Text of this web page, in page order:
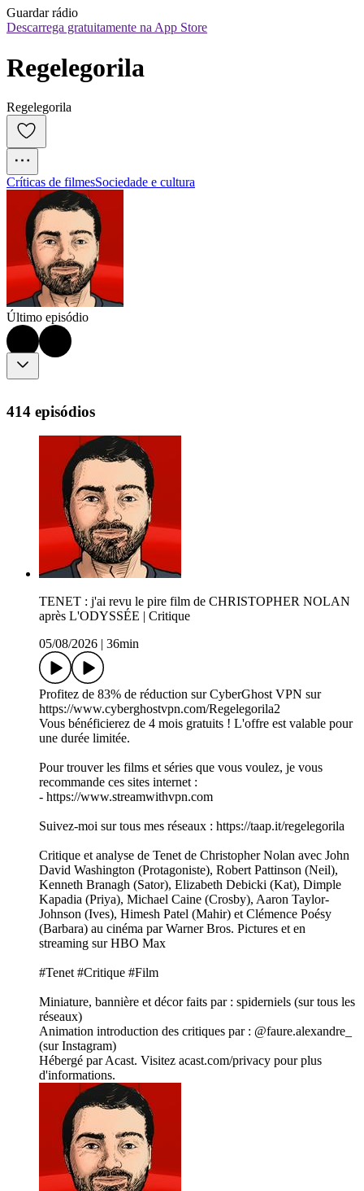
Guardar rádio
Descarrega gratuitamente na App Store
Regelegorila
Regelegorila
Críticas de filmesSociedade e cultura
Último episódio
414 episódios
TENET : j'ai revu le pire film de CHRISTOPHER NOLAN
après L'ODYSSÉE | Critique
05/08/2026
36min
Profitez de 83% de réduction sur CyberGhost VPN sur
https://www.cyberghostvpn.com/Regelegorila2
Vous bénéficierez de 4 mois gratuits ! L'offre est valable pour
une durée limitée.
Pour trouver les films et séries que vous voulez, je vous
recommande ces sites internet :
- https://www.streamwithvpn.com
Suivez-moi sur tous mes réseaux : https://taap.it/regelegorila
Critique et analyse de Tenet de Christopher Nolan avec John
David Washington (Protagoniste), Robert Pattinson (Neil),
Kenneth Branagh (Sator), Elizabeth Debicki (Kat), Dimple
Kapadia (Priya), Michael Caine (Crosby), Aaron Taylor-
Johnson (Ives), Himesh Patel (Mahir) et Clémence Poésy
(Barbara) au cinéma par Warner Bros. Pictures et en
streaming sur HBO Max
#Tenet #Critique #Film
Miniature, bannière et décor faits par : spiderniels (sur tous les
réseaux)
Animation introduction des critiques par : @faure.alexandre_
(sur Instagram)
Hébergé par Acast. Visitez acast.com/privacy pour plus
d'informations.